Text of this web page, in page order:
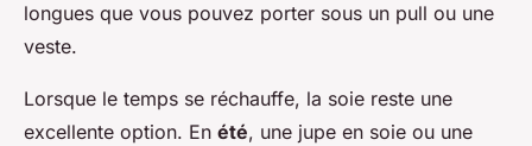
longues que vous pouvez porter sous un pull ou une
veste.
Lorsque le temps se réchauffe, la soie reste une
excellente option. En été, une jupe en soie ou une